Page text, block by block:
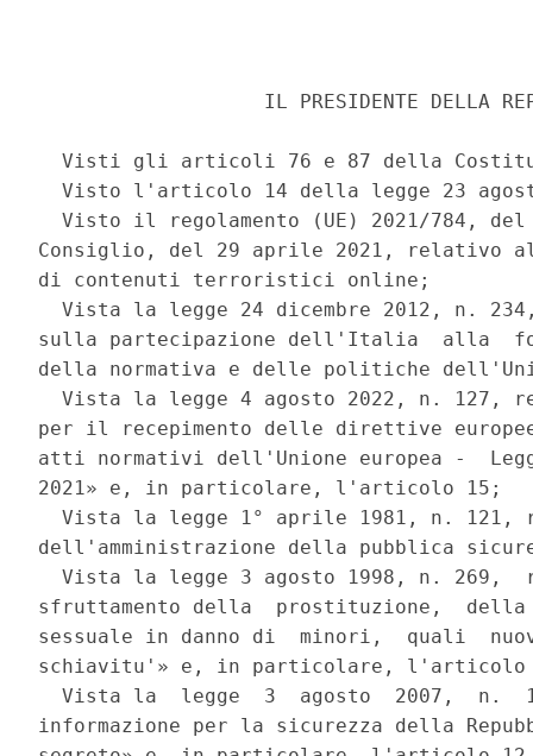
IL PRESIDENTE DELLA
Visti gli articoli 76 e 87 della
Visto l'articolo 14 della legge 23
Visto il regolamento (UE) 2021/784,
Consiglio, del 29 aprile 2021, relativo
di contenuti terroristici online;
Vista la legge 24 dicembre 2012, n.
sulla partecipazione dell'Italia  alla
della normativa e delle politiche
Vista la legge 4 agosto 2022, n. 127,
per il recepimento delle direttive
atti normativi dell'Unione europea -
2021» e, in particolare, l'articolo 15;
Vista la legge 1° aprile 1981, n. 121,
dell'amministrazione della pubblica
Vista la legge 3 agosto 1998, n. 269,
sfruttamento della  prostituzione,
sessuale in danno di  minori,  quali
schiavitu'» e, in particolare, l'articolo
Vista la  legge  3  agosto  2007,  n.
informazione per la sicurezza della